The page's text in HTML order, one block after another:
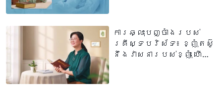
ការឆ្លុះបញ្ចាំងរបស់
គ្រីស្ទបរិស័ទ៖ ខ្ញុំតស៊ូ
នឹងវាសនារបស់ខ្ញុំ ហើយ